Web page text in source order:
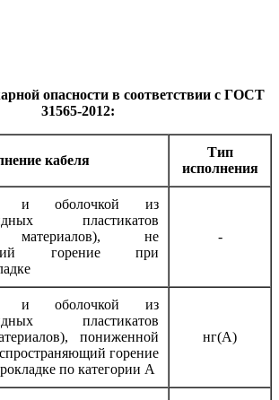
опасности в соответствии с ГОСТ
31565-2012:
кабеля
Тип
исполнения
и оболочкой из
пластикатов
материалов), не
горение при
-
и оболочкой из
пластикатов
пониженной
горение
по категории А
нг(А)